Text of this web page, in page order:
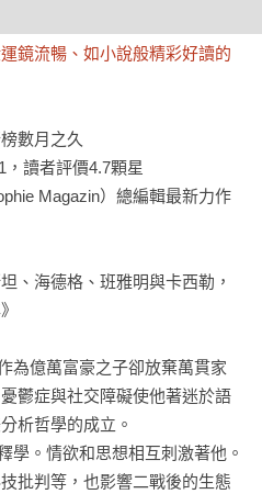
流暢、如小說般精彩好讀的
數月之久
讀者評價4.7顆星
Magazin）總編輯最新力作
、海德格、班雅明與卡西勒，
為億萬富豪之子卻放棄萬貫家
鬱症與社交障礙使他著迷於語
析哲學的成立。
學。情欲和思想相互刺激著他。
批判等，也影響二戰後的生態